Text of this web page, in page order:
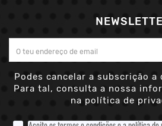
Podes cancelar a subscrição a
Para tal, consulta a nossa
na política de